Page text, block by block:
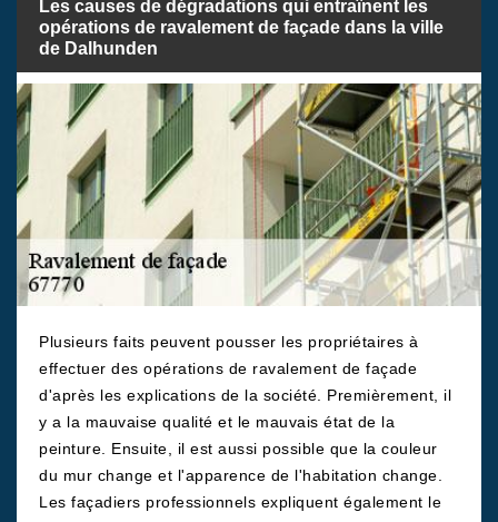
Les causes de dégradations qui entraînent les
opérations de ravalement de façade dans la ville
de Dalhunden
Plusieurs faits peuvent pousser les propriétaires à
effectuer des opérations de ravalement de façade
d'après les explications de la société. Premièrement, il
y a la mauvaise qualité et le mauvais état de la
peinture. Ensuite, il est aussi possible que la couleur
du mur change et l'apparence de l'habitation change.
Les façadiers professionnels expliquent également le